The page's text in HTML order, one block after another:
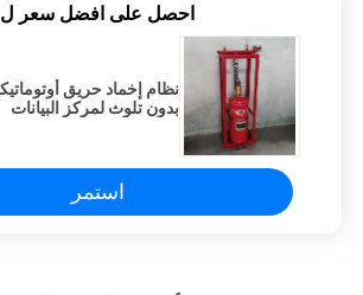
احصل على افضل سعر ل
بدون تلوث لمركز البيانات
استمر